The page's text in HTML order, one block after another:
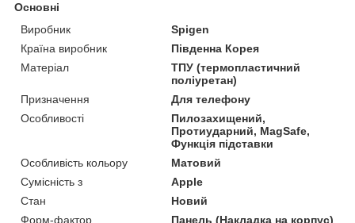
Основні
Виробник
Spigen
Країна виробник
Південна Корея
Матеріал
ТПУ (термопластичний
поліуретан)
Призначення
Для телефону
Особливості
Пилозахищений,
Протиударний, MagSafe,
Функція підставки
Особливість кольору
Матовий
Сумісність з
Apple
Стан
Новий
Форм-фактор
Панель (Накладка на корпус)